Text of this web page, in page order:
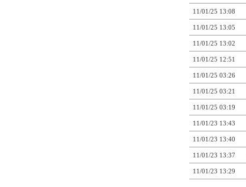
11/01/25 13:08
11/01/25 13:05
11/01/25 13:02
11/01/25 12:51
11/01/25 03:26
11/01/25 03:21
11/01/25 03:19
11/01/23 13:43
11/01/23 13:40
11/01/23 13:37
11/01/23 13:29